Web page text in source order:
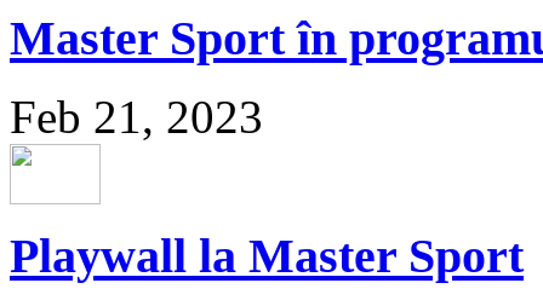
Master Sport în
Feb 21, 2023
Playwall la Master Sport